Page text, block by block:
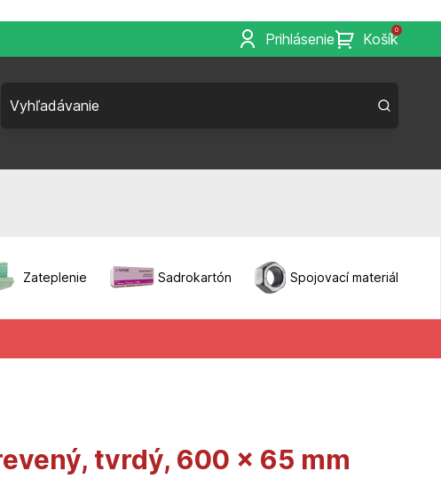
Prihlásenie
0
Košík
Zateplenie Sadrokartón Spojovací materiál
tvrdý, 600 x 65 mm